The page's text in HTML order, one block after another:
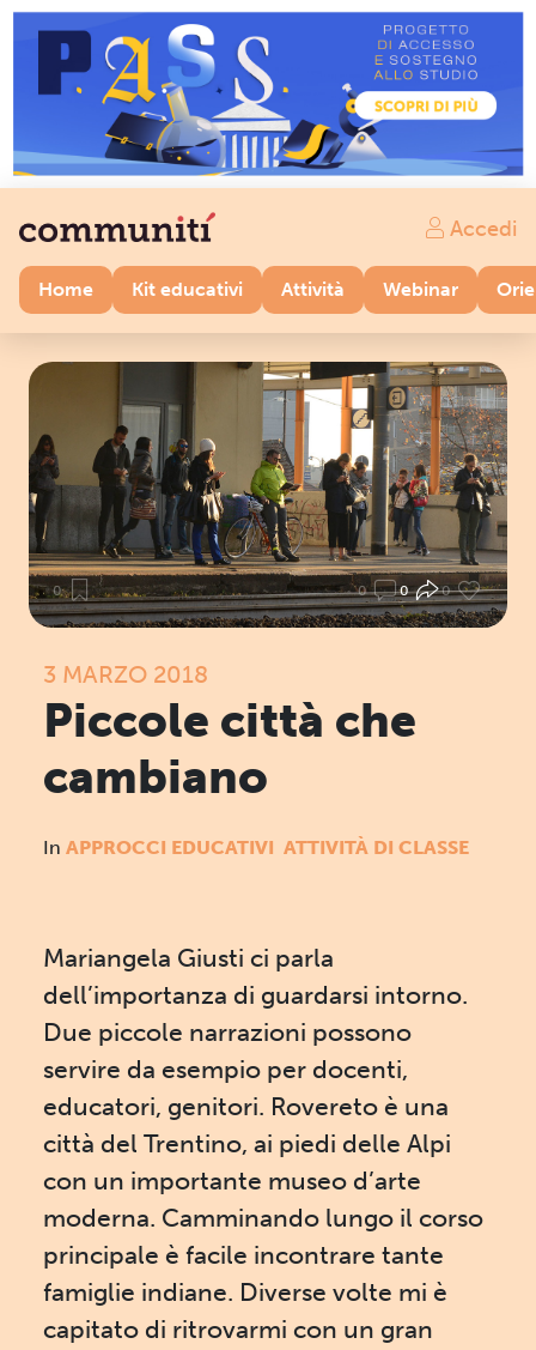
Home Kit educativi Attività Webinar
Accedi
0 0 0 0
3 MARZO 2018
Piccole città che
cambiano
In APPROCCI EDUCATIVI ATTIVITÀ DI CLASSE
Mariangela Giusti ci parla
dell’importanza di guardarsi intorno.
Due piccole narrazioni possono
servire da esempio per docenti,
educatori, genitori. Rovereto è una
città del Trentino, ai piedi delle Alpi
con un importante museo d’arte
moderna. Camminando lungo il corso
principale è facile incontrare tante
famiglie indiane. Diverse volte mi è
capitato di ritrovarmi con un gran